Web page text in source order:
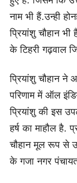
नाम भी हैं.उन्ही
प्रियांशु चौहान
के टिहरी गढ़वाल
प्रियांशु चौहान ने
परिणाम में ऑल
प्रियांशु की इस
हर्ष का माहौल है.
चौहान मूल रूप से
के गजा नगर